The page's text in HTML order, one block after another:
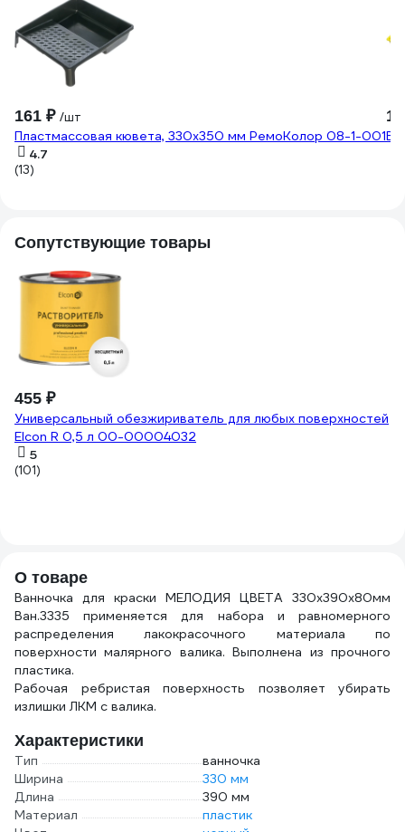
161 ₽ /шт
Пластмассовая кювета, 330x350 мм РемоКолор 08-1-001
4.7
(13)
Сопутствующие товары
455 ₽
Универсальный обезжириватель для любых поверхностей
Elcon R 0,5 л 00-00004032
5
(101)
О товаре
Ванночка для краски МЕЛОДИЯ ЦВЕТА 330х390х80мм
Ван.3335 применяется для набора и равномерного
распределения лакокрасочного материала по
поверхности малярного валика. Выполнена из прочного
пластика.
Рабочая ребристая поверхность позволяет убирать
излишки ЛКМ с валика.
Характеристики
Тип
ванночка
Ширина
330 мм
Длина
390 мм
Материал
пластик